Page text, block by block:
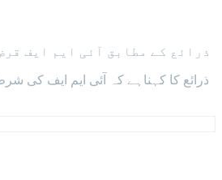
ذرائع کے مطابق آئی ایم ایف
ذرائع کا کہناہے کہ آئی ایم ایف کی